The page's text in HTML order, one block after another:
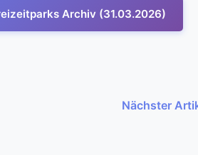
Archiv (31.03.2026)
Nächster